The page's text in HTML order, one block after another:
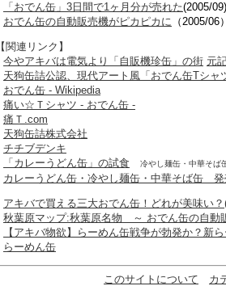
「おでん缶」3日間で1ヶ月分が売れた(2005/09)
おでん缶の自動販売機がピカピカに （2005/06
【関連リンク】
今やアキバは電気より「自販機珍缶」の街 元
天狗缶詰公認、現代アート風「おでん缶Tシャ
おでん缶 - Wikipedia
痛い☆Ｔシャツ - おでん缶 -
痛Ｔ.com
天狗缶詰株式会社
チチブデンキ
「カレーうどん缶」の試食
冷やし麺缶・中華そば
カレーうどん缶・冷やし麺缶・中華そば缶 発
アキバで買える三大おでん缶！どれが美味い？
秋葉原マップ:秋葉原名物 ～ おでん缶の自動
【アキバ物欲】らーめん缶戦争が勃発か？新
らーめん缶
このサイトについて カ